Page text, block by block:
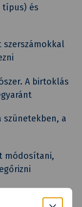
típus) és
szerszámokkal
A birtoklás
szünetekben, a
módosítani,